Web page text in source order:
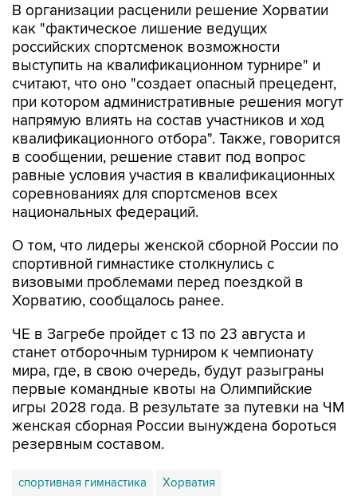
В организации расценили решение Хорватии
как "фактическое лишение ведущих
российских спортсменок возможности
выступить на квалификационном турнире" и
считают, что оно "создает опасный прецедент,
при котором административные решения могут
напрямую влиять на состав участников и ход
квалификационного отбора". Также, говорится
в сообщении, решение ставит под вопрос
равные условия участия в квалификационных
соревнованиях для спортсменов всех
национальных федераций.
О том, что лидеры женской сборной России по
спортивной гимнастике столкнулись с
визовыми проблемами перед поездкой в
Хорватию, сообщалось ранее.
ЧЕ в Загребе пройдет с 13 по 23 августа и
станет отборочным турниром к чемпионату
мира, где, в свою очередь, будут разыграны
первые командные квоты на Олимпийские
игры 2028 года. В результате за путевки на ЧМ
женская сборная России вынуждена бороться
резервным составом.
спортивная гимнастика Хорватия